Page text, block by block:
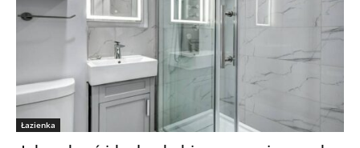
Łazienka